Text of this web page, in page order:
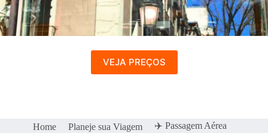
VEJA PREÇOS
Home Planeje sua Viagem
✈️ Passagem Aérea